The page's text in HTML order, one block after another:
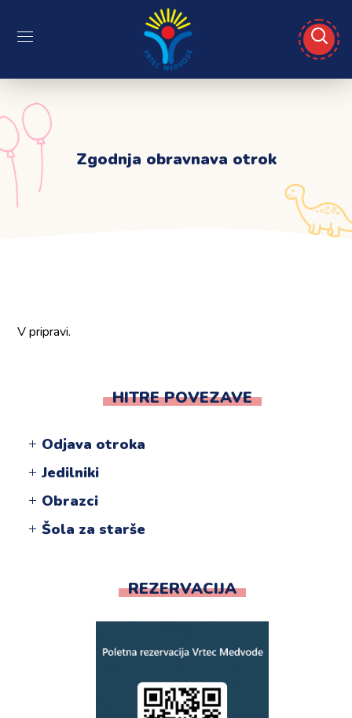
Zgodnja obravnava otrok
V pripravi.
HITRE POVEZAVE
Odjava otroka
Jedilniki
Obrazci
Šola za starše
REZERVACIJA